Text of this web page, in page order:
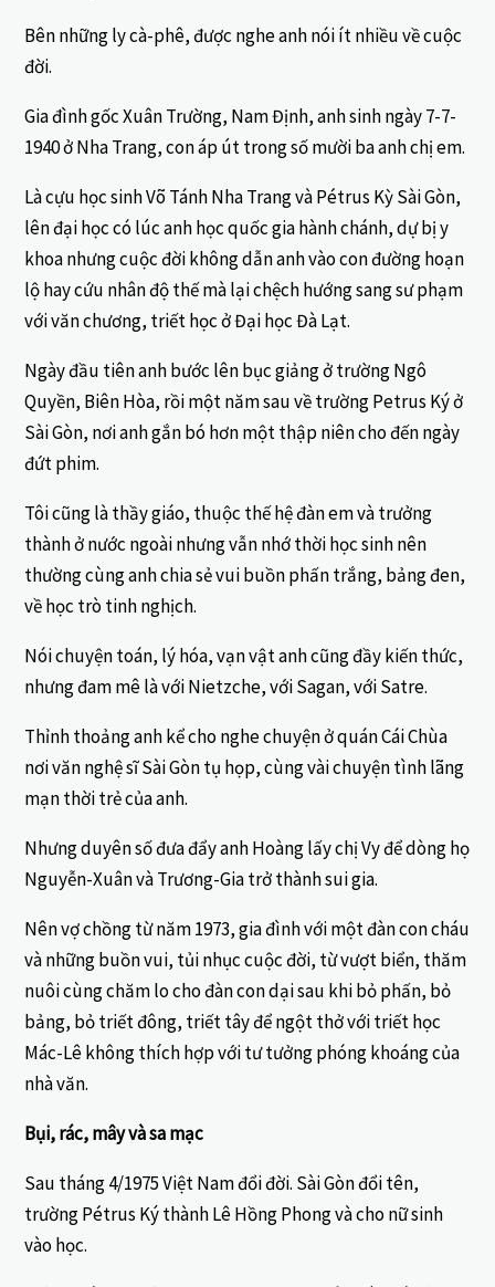
Bên những ly cà-phê, được nghe anh nói ít nhiều về cuộc
đời.
Gia đình gốc Xuân Trường, Nam Định, anh sinh ngày 7-7-
1940 ở Nha Trang, con áp út trong số mười ba anh chị em.
Là cựu học sinh Võ Tánh Nha Trang và Pétrus Kỳ Sài Gòn,
lên đại học có lúc anh học quốc gia hành chánh, dự bị y
khoa nhưng cuộc đời không dẫn anh vào con đường hoạn
lộ hay cứu nhân độ thế mà lại chệch hướng sang sư phạm
với văn chương, triết học ở Đại học Đà Lạt.
Ngày đầu tiên anh bước lên bục giảng ở trường Ngô
Quyền, Biên Hòa, rồi một năm sau về trường Petrus Ký ở
Sài Gòn, nơi anh gắn bó hơn một thập niên cho đến ngày
đứt phim.
Tôi cũng là thầy giáo, thuộc thế hệ đàn em và trưởng
thành ở nước ngoài nhưng vẫn nhớ thời học sinh nên
thường cùng anh chia sẻ vui buồn phấn trắng, bảng đen,
về học trò tinh nghịch.
Nói chuyện toán, lý hóa, vạn vật anh cũng đầy kiến thức,
nhưng đam mê là với Nietzche, với Sagan, với Satre.
Thỉnh thoảng anh kể cho nghe chuyện ở quán Cái Chùa
nơi văn nghệ sĩ Sài Gòn tụ họp, cùng vài chuyện tình lãng
mạn thời trẻ của anh.
Nhưng duyên số đưa đẩy anh Hoàng lấy chị Vy để dòng họ
Nguyễn-Xuân và Trương-Gia trở thành sui gia.
Nên vợ chồng từ năm 1973, gia đình với một đàn con cháu
và những buồn vui, tủi nhục cuộc đời, từ vượt biển, thăm
nuôi cùng chăm lo cho đàn con dại sau khi bỏ phấn, bỏ
bảng, bỏ triết đông, triết tây để ngột thở với triết học
Mác-Lê không thích hợp với tư tưởng phóng khoáng của
nhà văn.
Bụi, rác, mây và sa mạc
Sau tháng 4/1975 Việt Nam đổi đời. Sài Gòn đổi tên,
trường Pétrus Ký thành Lê Hồng Phong và cho nữ sinh
vào học.